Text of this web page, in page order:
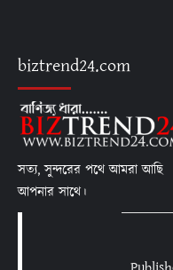
biztrend24.com
সত্য, সুন্দরের পথে আমরা আছি
আপনার সাথে।